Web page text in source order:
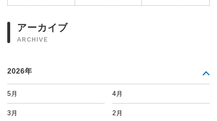
アーカイブ
ARCHIVE
2026年
5月 4月
3月 2月